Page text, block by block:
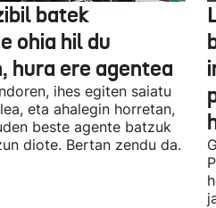
batek
ohia hil du
hura ere agentea
ihes egiten saiatu
eta ahalegin horretan,
beste agente batzuk
diote. Bertan zendu da.